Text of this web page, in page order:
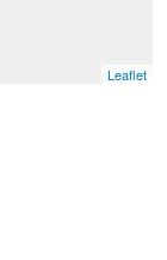
Leaflet